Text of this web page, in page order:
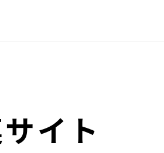
イト